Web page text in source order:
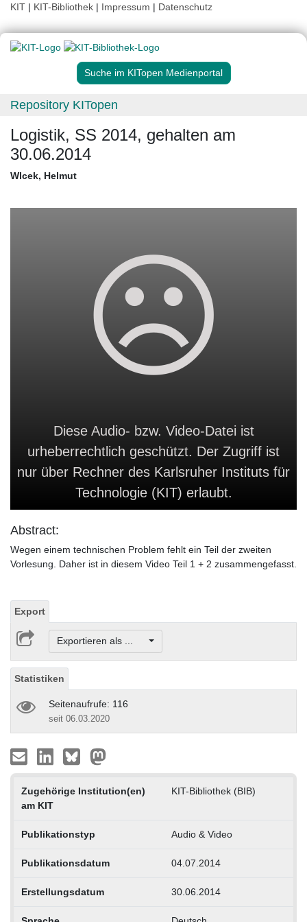
KIT | KIT-Bibliothek | Impressum | Datenschutz
Suche im KITopen Medienportal
Repository KITopen
Logistik, SS 2014, gehalten am
30.06.2014
Wlcek, Helmut
Diese Audio- bzw. Video-Datei ist
urheberrechtlich geschützt. Der Zugriff ist
nur über Rechner des Karlsruher Instituts für
Technologie (KIT) erlaubt.
Abstract:
Wegen einem technischen Problem fehlt ein Teil der zweiten
Vorlesung. Daher ist in diesem Video Teil 1 + 2 zusammengefasst.
Export
Exportieren als ...
Statistiken
Seitenaufrufe: 116
seit 06.03.2020
Zugehörige Institution(en)
am KIT
KIT-Bibliothek (BIB)
Publikationstyp Audio & Video
Publikationsdatum 04.07.2014
Erstellungsdatum 30.06.2014